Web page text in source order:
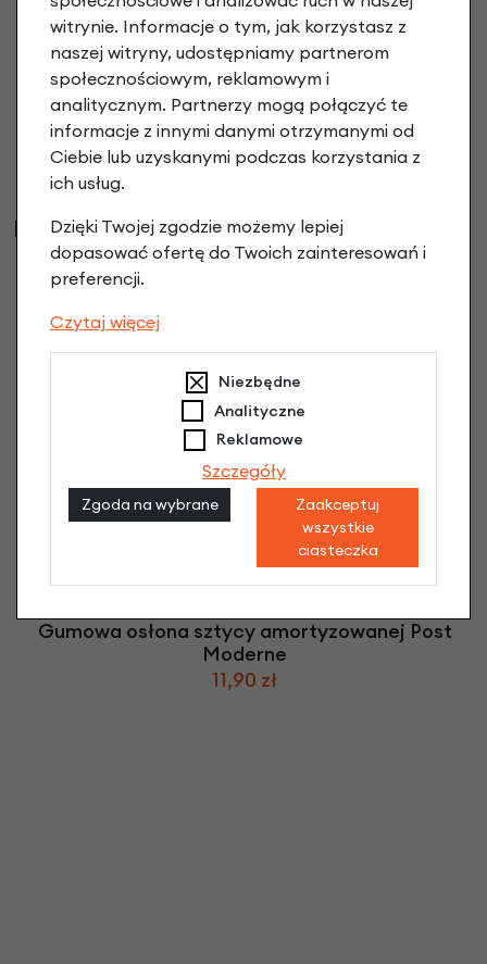
Dzwonek rowerowy Reich Ring
czarny
56,90 zł
Najczęściej kupowane
Gumowa osłona sztycy amortyzowanej Post
Moderne
11,90 zł
witrynie. Informacje o tym, jak korzystasz z
naszej witryny, udostępniamy partnerom
społecznościowym, reklamowym i
analitycznym. Partnerzy mogą połączyć te
informacje z innymi danymi otrzymanymi od
Ciebie lub uzyskanymi podczas korzystania z
ich usług.
Dzięki Twojej zgodzie możemy lepiej
dopasować ofertę do Twoich zainteresowań i
preferencji.
Czytaj więcej
Niezbędne
Analityczne
Reklamowe
Szczegóły
Zgoda na wybrane
Zaakceptuj
wszystkie
ciasteczka